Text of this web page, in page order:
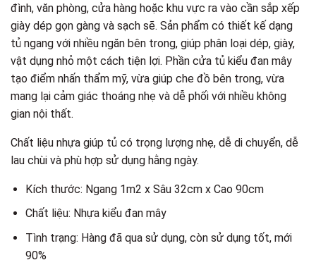
đình, văn phòng, cửa hàng hoặc khu vực ra vào cần sắp xếp
giày dép gọn gàng và sạch sẽ. Sản phẩm có thiết kế dạng
tủ ngang với nhiều ngăn bên trong, giúp phân loại dép, giày,
vật dụng nhỏ một cách tiện lợi. Phần cửa tủ kiểu đan mây
tạo điểm nhấn thẩm mỹ, vừa giúp che đồ bên trong, vừa
mang lại cảm giác thoáng nhẹ và dễ phối với nhiều không
gian nội thất.
Chất liệu nhựa giúp tủ có trọng lượng nhẹ, dễ di chuyển, dễ
lau chùi và phù hợp sử dụng hằng ngày.
Kích thước: Ngang 1m2 x Sâu 32cm x Cao 90cm
Chất liệu: Nhựa kiểu đan mây
Tình trạng: Hàng đã qua sử dụng, còn sử dụng tốt, mới
90%